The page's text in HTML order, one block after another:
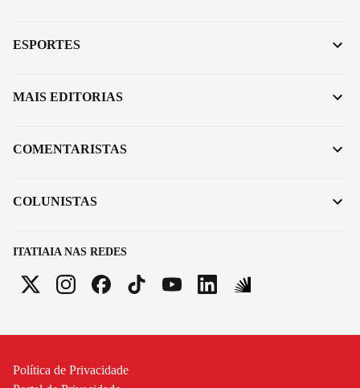
ITATIAIA NAS REDES
ESPORTES
MAIS EDITORIAS
COMENTARISTAS
COLUNISTAS
Política de Privacidade